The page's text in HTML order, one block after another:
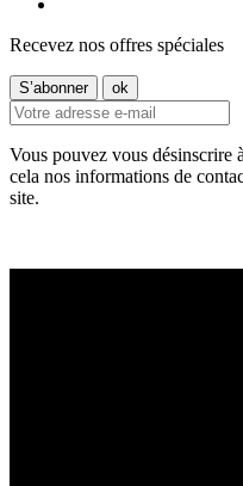
Recevez nos offres spéciales
Vous pouvez vous désinscrire
cela nos informations de
site.